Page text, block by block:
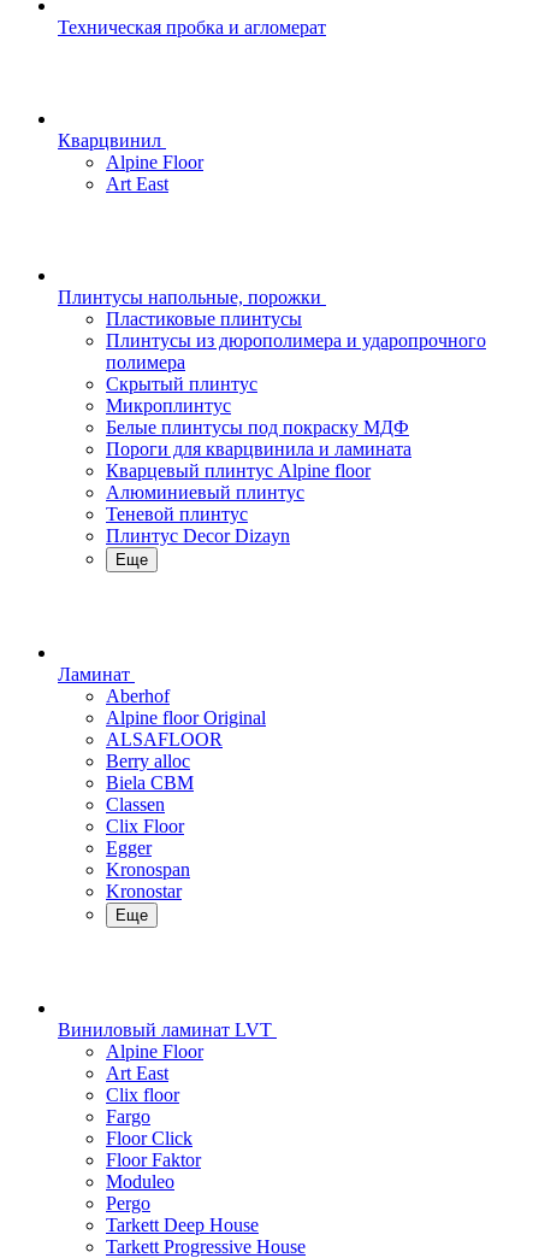
Техническая пробка и агломерат
Кварцвинил
Alpine Floor
Art East
Плинтусы напольные, порожки
Пластиковые плинтусы
Плинтусы из дюрополимера и ударопрочного
полимера
Скрытый плинтус
Микроплинтус
Белые плинтусы под покраску МДФ
Пороги для кварцвинила и ламината
Кварцевый плинтус Alpine floor
Алюминиевый плинтус
Теневой плинтус
Плинтус Decor Dizayn
Еще
Ламинат
Aberhof
Alpine floor Original
ALSAFLOOR
Berry alloc
Biela CBM
Classen
Clix Floor
Egger
Kronospan
Kronostar
Еще
Виниловый ламинат LVT
Alpine Floor
Art East
Clix floor
Fargo
Floor Click
Floor Faktor
Moduleo
Pergo
Tarkett Deep House
Tarkett Progressive House